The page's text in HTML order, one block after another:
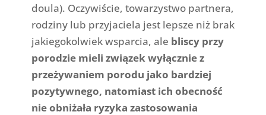
doula). Oczywiście, towarzystwo partnera,
rodziny lub przyjaciela jest lepsze niż brak
jakiegokolwiek wsparcia, ale bliscy przy
porodzie mieli związek wyłącznie z
przeżywaniem porodu jako bardziej
pozytywnego, natomiast ich obecność
nie obniżała ryzyka zastosowania